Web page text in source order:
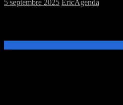
5 septembre 2025 EricAgenda